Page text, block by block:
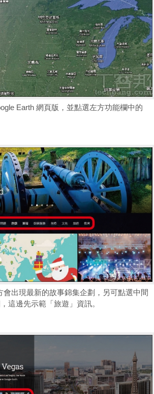
Earth 網頁版，並點選左方功能欄中的
會出現最新的故事錦集企劃，另可點選中間
這邊先示範「旅遊」資訊。